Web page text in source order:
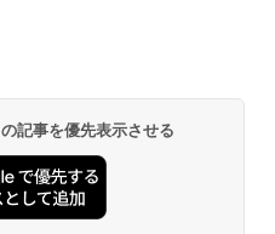
記事を優先表示させる